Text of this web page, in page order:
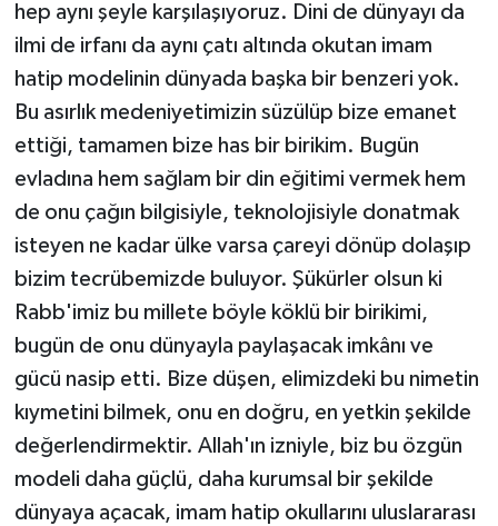
hep aynı şeyle karşılaşıyoruz. Dini de dünyayı da
ilmi de irfanı da aynı çatı altında okutan imam
hatip modelinin dünyada başka bir benzeri yok.
Bu asırlık medeniyetimizin süzülüp bize emanet
ettiği, tamamen bize has bir birikim. Bugün
evladına hem sağlam bir din eğitimi vermek hem
de onu çağın bilgisiyle, teknolojisiyle donatmak
isteyen ne kadar ülke varsa çareyi dönüp dolaşıp
bizim tecrübemizde buluyor. Şükürler olsun ki
Rabb'imiz bu millete böyle köklü bir birikimi,
bugün de onu dünyayla paylaşacak imkânı ve
gücü nasip etti. Bize düşen, elimizdeki bu nimetin
kıymetini bilmek, onu en doğru, en yetkin şekilde
değerlendirmektir. Allah'ın izniyle, biz bu özgün
modeli daha güçlü, daha kurumsal bir şekilde
dünyaya açacak, imam hatip okullarını uluslararası